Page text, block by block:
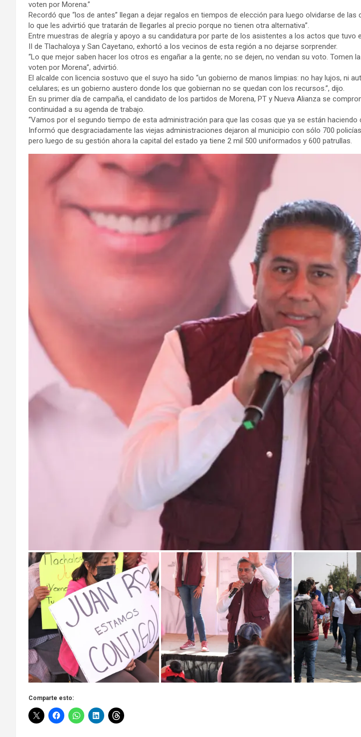
voten por Morena.”
Recordó que “los de antes” llegan a dejar regalos en tiempos de elección para luego olvidarse de las
lo que les advirtió que tratarán de llegarles al precio porque no tienen otra alternativa”.
Entre muestras de alegría y apoyo a su candidatura por parte de los asistentes a los actos que tuvo
II de Tlachaloya y San Cayetano, exhortó a los vecinos de esta región a no dejarse sorprender.
“Lo que mejor saben hacer los otros es engañar a la gente; no se dejen, no vendan su voto. Tomen
voten por Morena”, advirtió.
El alcalde con licencia sostuvo que el suyo ha sido “un gobierno de manos limpias: no hay lujos, ni
celulares; es un gobierno austero donde los que gobiernan no se quedan con los recursos.”, dijo.
En su primer día de campaña, el candidato de los partidos de Morena, PT y Nueva Alianza se
continuidad a su agenda de trabajo.
“Vamos por el segundo tiempo de esta administración para que las cosas que ya se están haciendo
Informó que desgraciadamente las viejas administraciones dejaron al municipio con sólo 700
pero luego de su gestión ahora la capital del estado ya tiene 2 mil 500 uniformados y 600 patrullas.
Comparte esto: